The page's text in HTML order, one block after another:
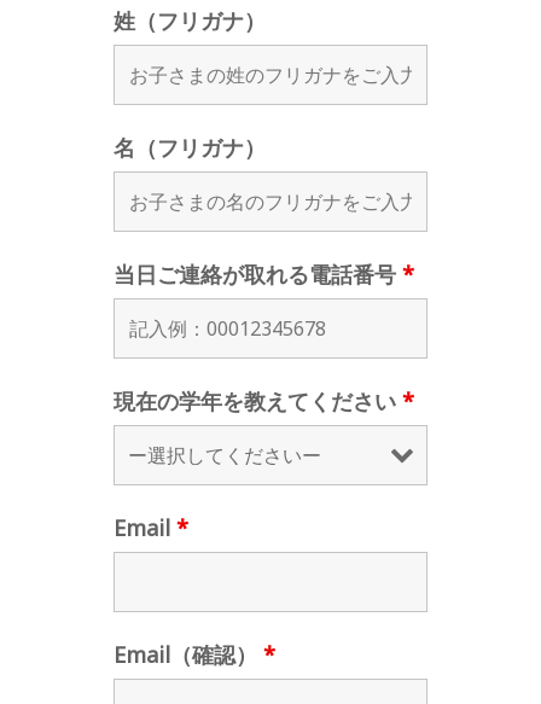
姓（フリガナ）
名（フリガナ）
当日ご連絡が取れる電話番号 *
現在の学年を教えてください *
Email *
Email（確認） *